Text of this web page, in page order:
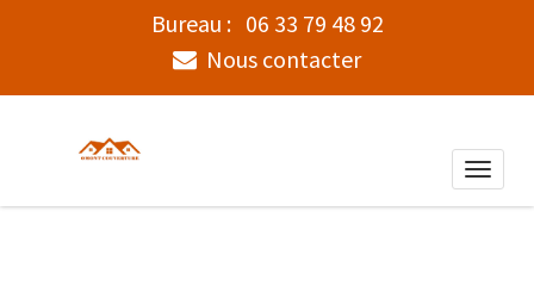
Bureau : 06 33 79 48 92
Nous contacter
Toggle